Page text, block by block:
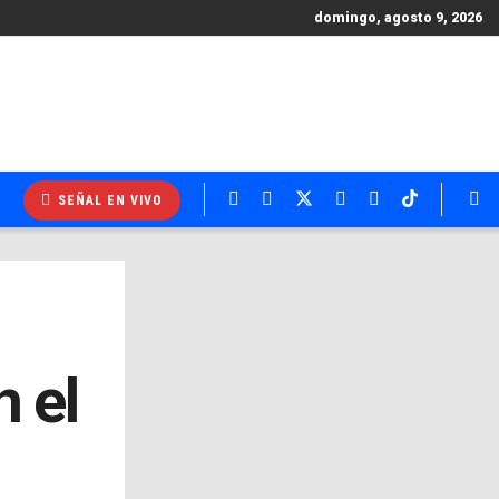
domingo, agosto 9, 2026
SEÑAL EN VIVO
el